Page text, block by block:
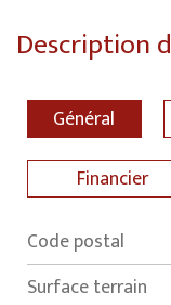
Description
Général
Financier
Label Value
Code postal
surface terrain